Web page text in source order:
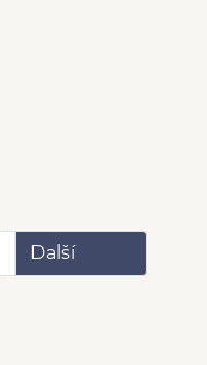
Další